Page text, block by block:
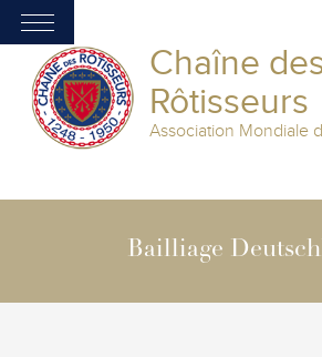
Chaîne
Rôtisseurs
Association Mondiale
Bailliage